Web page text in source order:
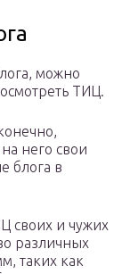
можно
ТИЦ.
него свои
блога в
своих и чужих
различных
таких как